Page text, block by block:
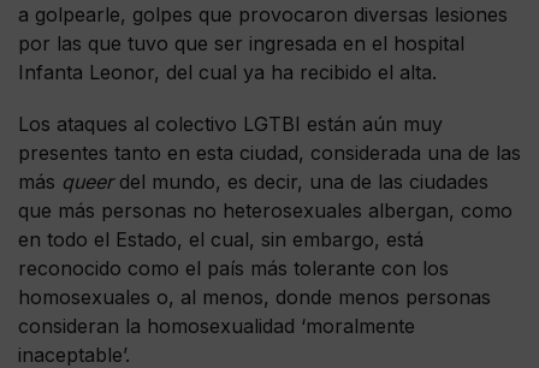
a golpearle, golpes que provocaron diversas lesiones
por las que tuvo que ser ingresada en el hospital
Infanta Leonor, del cual ya ha recibido el alta.
Los ataques al colectivo LGTBI están aún muy
presentes tanto en esta ciudad, considerada una de las
más queerdel mundo, es decir, una de las ciudades
que más personas no heterosexuales albergan, como
en todo el Estado, el cual, sin embargo, está
reconocido como el país más tolerante con los
homosexuales o, al menos, donde menos personas
consideran la homosexualidad ‘moralmente
inaceptable’.